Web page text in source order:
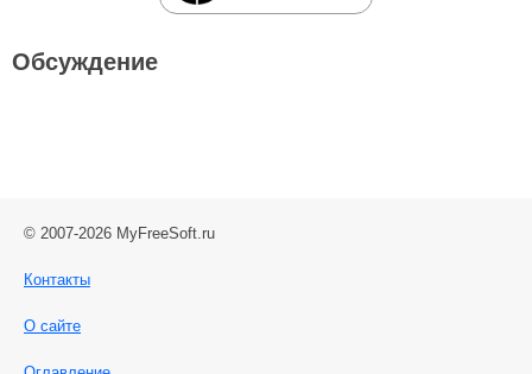
Обсуждение
© 2007-2026 MyFreeSoft.ru
Контакты
О сайте